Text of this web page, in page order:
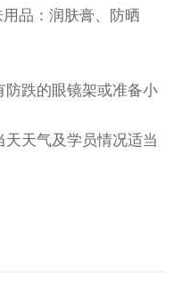
品：润肤膏、防晒
防跌的眼镜架或准备小
天气及学员情况适当